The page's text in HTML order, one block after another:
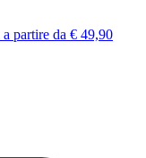
a partire da € 49,90